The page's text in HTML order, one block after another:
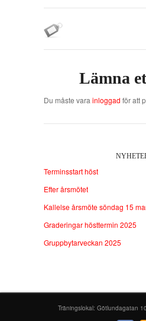
Lämna
Du måste vara inloggad för att
Terminsstart höst
Efter årsmötet
Kallelse årsmöte söndag 15
Graderingar hösttermin 2025
Gruppbytarveckan 2025
Träningslokal: Götlundagatan